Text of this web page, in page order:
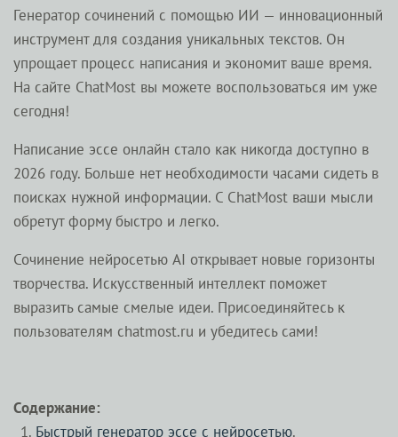
Генератор сочинений с помощью ИИ — инновационный
инструмент для создания уникальных текстов. Он
упрощает процесс написания и экономит ваше время.
На сайте ChatMost вы можете воспользоваться им уже
сегодня!
Написание эссе онлайн стало как никогда доступно в
2026 году. Больше нет необходимости часами сидеть в
поисках нужной информации. С ChatMost ваши мысли
обретут форму быстро и легко.
Сочинение нейросетью AI открывает новые горизонты
творчества. Искусственный интеллект поможет
выразить самые смелые идеи. Присоединяйтесь к
пользователям chatmost.ru и убедитесь сами!
Содержание:
Быстрый генератор эссе с нейросетью.